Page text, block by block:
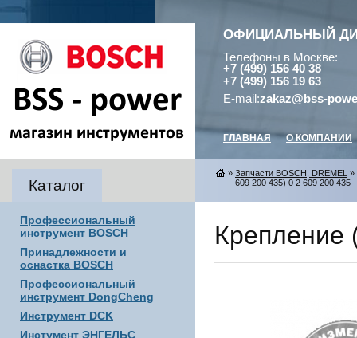
ОФИЦИАЛЬНЫЙ
Телефоны в Москве:
+7 (499) 156 40 38
+7 (499) 156 19 63
E-mail:zakaz@bss-
ГЛАВНАЯ О КОМПАНИИ
Каталог
Профессиональный
инструмент BOSCH
Принадлежности и
оснастка BOSCH
Профессиональный
инструмент DongCheng
Инструмент DCK
Инстумент ЭНГЕЛЬС
» Запчасти BOSCH, DREMEL »
609 200 435) 0 2 609 200 435
Крепление